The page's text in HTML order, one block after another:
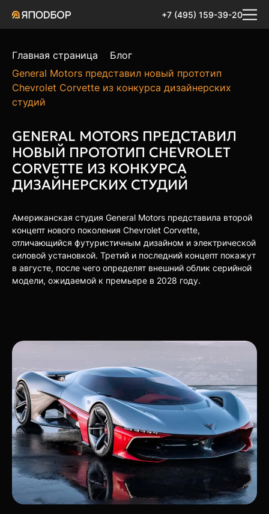
+7 (495) 159-39-20
Главная страница
Блог
General Motors представил новый прототип
Chevrolet Corvette из конкурса дизайнерских
студий
GENERAL MOTORS ПРЕДСТАВИЛ
НОВЫЙ ПРОТОТИП CHEVROLET
CORVETTE ИЗ КОНКУРСА
ДИЗАЙНЕРСКИХ СТУДИЙ
Американская студия General Motors представила второй
концепт нового поколения Chevrolet Corvette,
отличающийся футуристичным дизайном и электрической
силовой установкой. Третий и последний концепт покажут
в августе, после чего определят внешний облик серийной
модели, ожидаемой к премьере в 2028 году.